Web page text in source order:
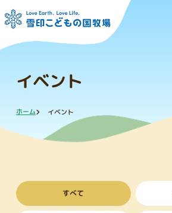
イベント
ホーム イベント
すべて